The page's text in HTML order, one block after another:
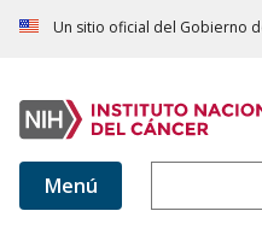
Un sitio oficial del Gobierno
Menú